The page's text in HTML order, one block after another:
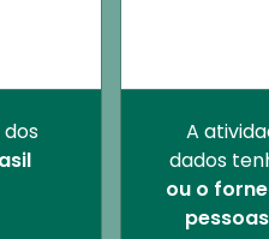
A
dados
ou o